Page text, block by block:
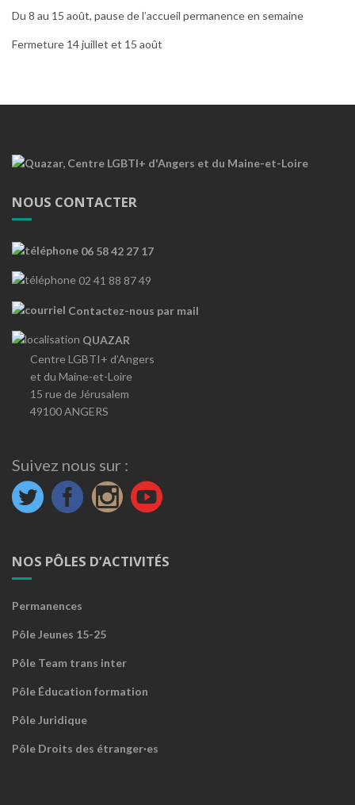
Du 8 au 15 août, pause de l’accueil permanence en semaine
Fermeture 14 juillet et 15 août
NOUS CONTACTER
06 58 42 27 17
02 41 88 87 49
Contactez-nous par mail
QUAZAR
Centre LGBTI+ d’Angers
et du Maine-et-Loire
15 rue de Jérusalem
49100 ANGERS
Suivez nous sur :
NOS PÔLES D’ACTIVITÉS
Permanences
Pôle Jeunes 15-25
Pôle Team trans inter
Pôle Éducation formation
Pôle Juridique
Pôle Droits des étranger·es